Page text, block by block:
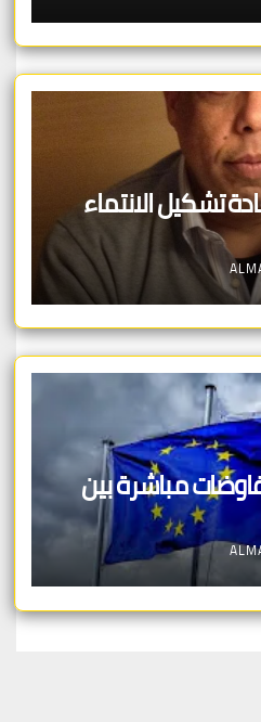
تشكيل الانتماء
مباشرة بين